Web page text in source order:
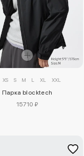
XS S M L XL XXL
Парка blocktech
15710 ₽